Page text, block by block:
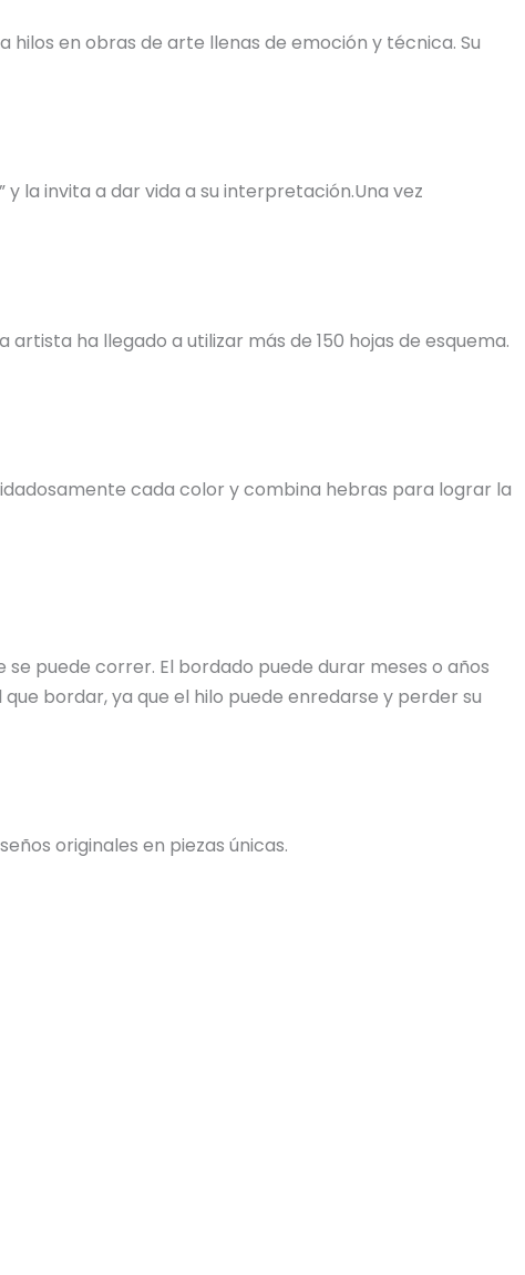
en obras de arte llenas de emoción y técnica. Su
la invita a dar vida a su interpretación.Una vez
ha llegado a utilizar más de 150 hojas de esquema.
cada color y combina hebras para lograr la
puede correr. El bordado puede durar meses o años
bordar, ya que el hilo puede enredarse y perder su
originales en piezas únicas.